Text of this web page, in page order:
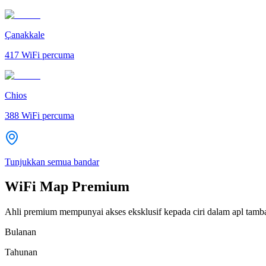
Çanakkale
417 WiFi percuma
Chios
388 WiFi percuma
Tunjukkan semua bandar
WiFi Map Premium
Ahli premium mempunyai akses eksklusif kepada ciri dalam apl
Bulanan
Tahunan